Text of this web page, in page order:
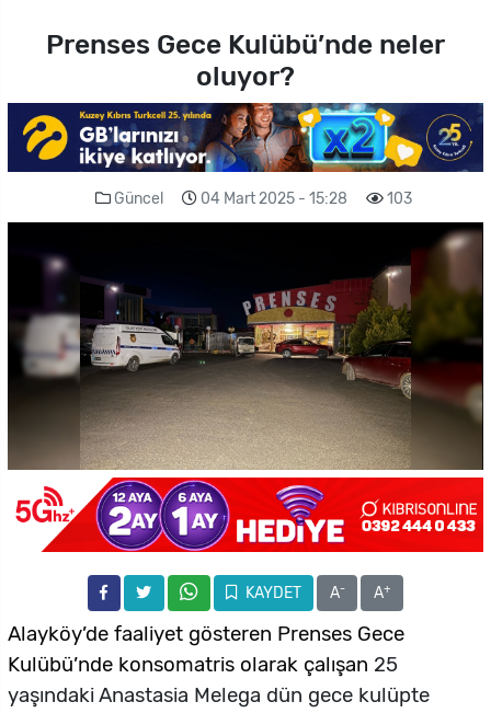
Prenses Gece Kulübü’nde neler
oluyor?
Güncel 04 Mart 2025 - 15:28 103
KAYDET A- A+
Alayköy’de faaliyet gösteren Prenses Gece
Kulübü’nde konsomatris olarak çalışan 25
yaşındaki Anastasia Melega dün gece kulüpte